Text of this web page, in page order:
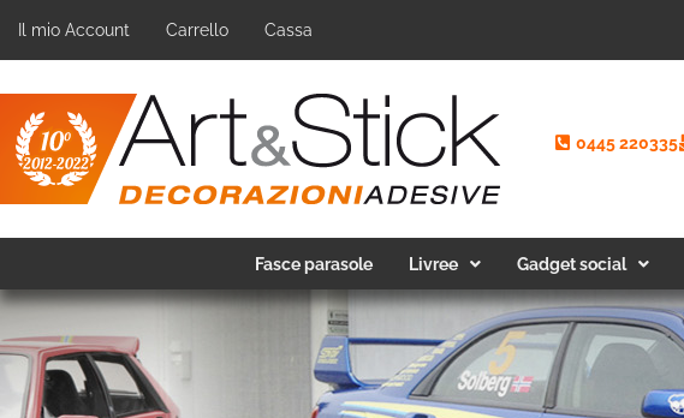
Il mio Account Carrello Cassa
0445 220335
Fasce parasole Livree Gadget social